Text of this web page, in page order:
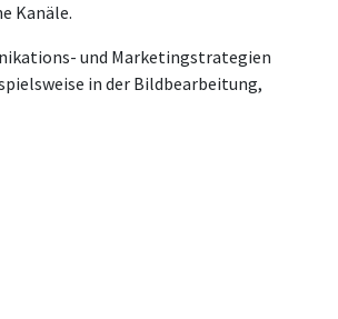
Kanäle.
und Marketingstrategien
in der Bildbearbeitung,